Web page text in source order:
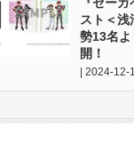
スト＜
勢13名
開！
| 2024-12-